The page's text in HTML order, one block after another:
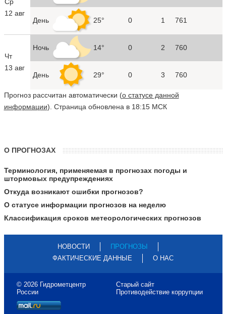
12 авг
День 25° 0 1 761
Чт
13 авг
Ночь 14° 0 2 760
День 29° 0 3 760
Прогноз рассчитан автоматически (о статусе данной
информации). Страница обновлена в 18:15 МСК
О ПРОГНОЗАХ
Терминология, применяемая в прогнозах погоды и
штормовых предупреждениях
Откуда возникают ошибки прогнозов?
О статусе информации прогнозов на неделю
Классификация сроков метеорологических прогнозов
НОВОСТИ
ПРОГНОЗЫ
ФАКТИЧЕСКИЕ ДАННЫЕ
О НАС
© 2026 Гидрометцентр
России
Старый сайт
Противодействие коррупции